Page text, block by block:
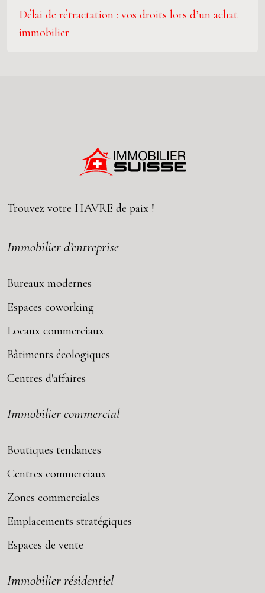
Délai de rétractation : vos droits lors d’un achat
immobilier
Trouvez votre HAVRE de paix !
Immobilier d’entreprise
Bureaux modernes
Espaces coworking
Locaux commerciaux
Bâtiments écologiques
Centres d'affaires
Immobilier commercial
Boutiques tendances
Centres commerciaux
Zones commerciales
Emplacements stratégiques
Espaces de vente
Immobilier résidentiel